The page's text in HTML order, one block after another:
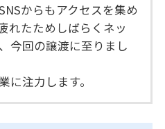
からもアクセスを集め
れたためしばらくネッ
今回の譲渡に至りまし
に注力します。